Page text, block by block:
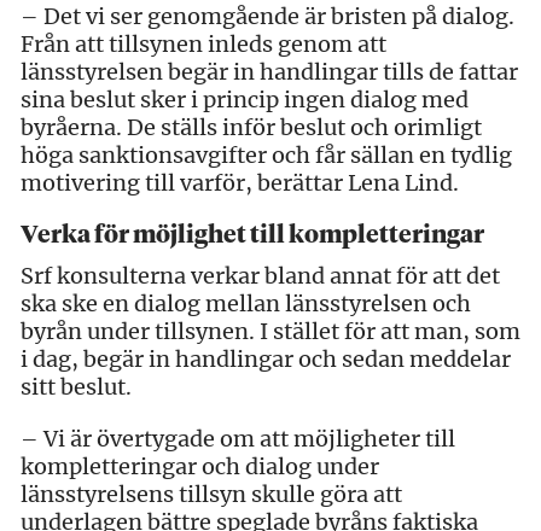
– Det vi ser genomgående är bristen på dialog.
Från att tillsynen inleds genom att
länsstyrelsen begär in handlingar tills de fattar
sina beslut sker i princip ingen dialog med
byråerna. De ställs inför beslut och orimligt
höga sanktionsavgifter och får sällan en tydlig
motivering till varför, berättar Lena Lind.
Verka för möjlighet till kompletteringar
Srf konsulterna verkar bland annat för att det
ska ske en dialog mellan länsstyrelsen och
byrån under tillsynen. I stället för att man, som
i dag, begär in handlingar och sedan meddelar
sitt beslut.
– Vi är övertygade om att möjligheter till
kompletteringar och dialog under
länsstyrelsens tillsyn skulle göra att
underlagen bättre speglade byråns faktiska